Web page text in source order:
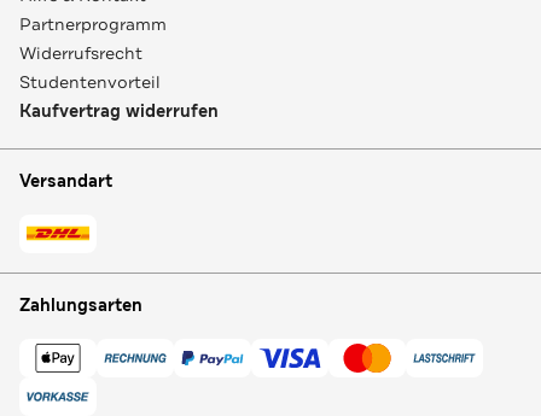
Partnerprogramm
Widerrufsrecht
Studentenvorteil
Kaufvertrag widerrufen
Versandart
Zahlungsarten